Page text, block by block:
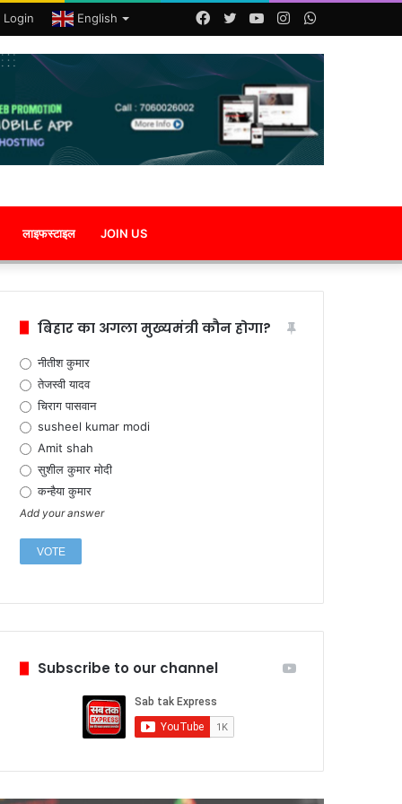
Login English Instagram
YouTube
Twitter
Facebook
लाइफस्टाइल JOIN US
बिहार का अगला मुख्यमंत्री कौन होगा?
नीतीश कुमार
तेजस्वी यादव
चिराग पासवान
susheel kumar modi
Amit shah
सुशील कुमार मोदी
कन्हैया कुमार
Add your answer
Subscribe to our channel